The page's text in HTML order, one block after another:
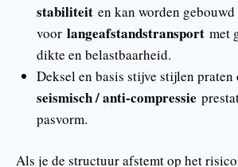
stabiliteiten kan worden gebouwd
voor langeafstandstransportmet
dikte en belastbaarheid.
Deksel en basis stijve stijlen praten
seismisch / anti-compressie
pasvorm.
Als je de structuur afstemt op het